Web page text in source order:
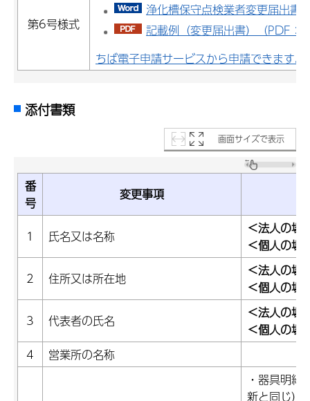
第6号様式
浄化槽保守点検業者変更届出書
記載例（変更届出書）（PDF
ちば電子申請サービスから申請できます。
添付書類
画面サイズで表示
番
号
変更事項
1 氏名又は名称
＜法人の場
＜個人の場
2
住所又は所在地
＜法人の場
＜個人の場
3
代表者の氏名
＜法人の場
＜個人の場
4
営業所の名称
・器具明
新と同じ）